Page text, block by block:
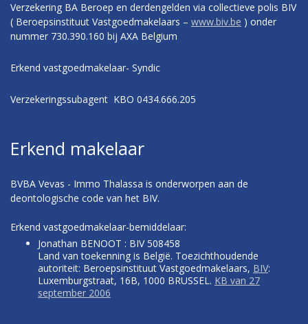
Verzekering BA Beroep en derdengelden via collectieve polis BIV
( Beroepsinstituut Vastgoedmakelaars – www.biv.be ) onder
nummer 730.390.160 bij AXA Belgium
Erkend vastgoedmakelaar- Syndic
Verzekeringssubagent KBO 0434.666.205
Erkend makelaar
BVBA Vevas - Immo Thalassa is onderworpen aan de
deontologische code van het BIV.
Erkend vastgoedmakelaar-bemiddelaar:
Jonathan BENOOT : BIV 508458
Land van toekenning is België. Toezichthoudende
autoriteit: Beroepsinstituut Vastgoedmakelaars, BIV:
Luxemburgstraat, 16B, 1000 BRUSSEL. KB van 27
september 2006